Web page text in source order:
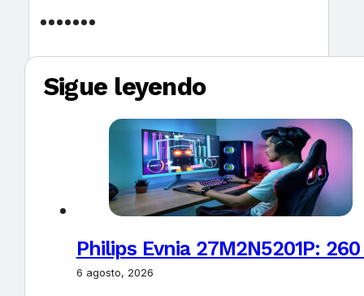
Sigue leyendo
Philips Evnia 27M2N5201P:
6 agosto, 2026